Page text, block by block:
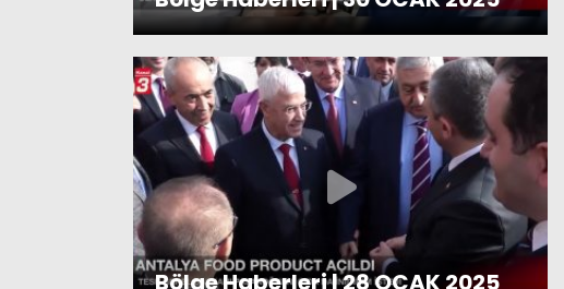
Bölge Haberleri | 28 OCAK 2025